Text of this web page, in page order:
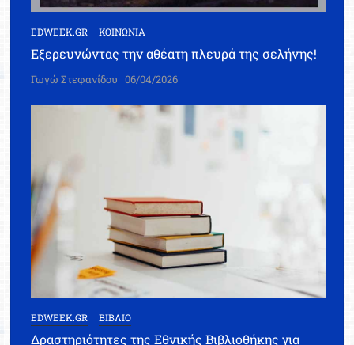
EDWEEK.GR ΚΟΙΝΩΝΙΑ
Εξερευνώντας την αθέατη πλευρά της σελήνης!
Γωγώ Στεφανίδου 06/04/2026
EDWEEK.GR ΒΙΒΛΙΟ
Δραστηριότητες της Εθνικής Βιβλιοθήκης για